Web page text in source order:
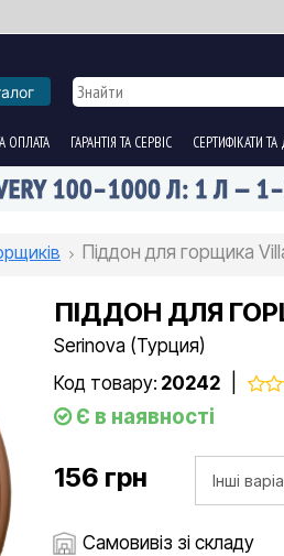
ОПЛАТА ГАРАНТІЯ ТА СЕРВІС СЕРТИФІКАТИ
Піддон для горщика
ПІДДОН ДЛЯ
Serinova (Турция)
Код товару: 20242
Є в наявності
156 грн Інші
Самовивіз зі складу